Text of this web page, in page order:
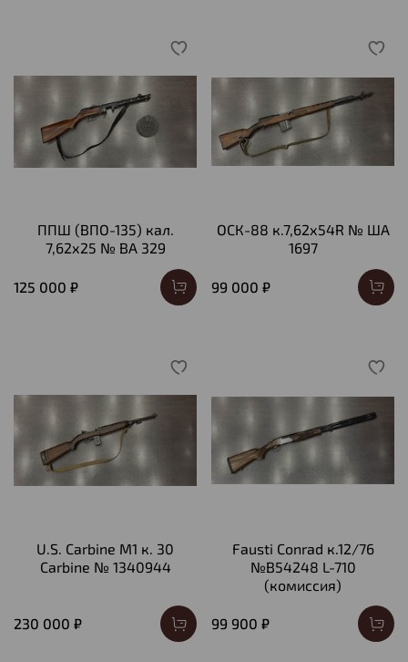
ППШ (ВПО-135) кал.
7,62х25 № ВА 329
125 000 ₽
ОСК-88 к.7,62х54R № ША
1697
99 000 ₽
U.S. Carbine M1 к. 30
Carbine № 1340944
230 000 ₽
Fausti Conrad к.12/76
№В54248 L-710
(комиссия)
99 900 ₽